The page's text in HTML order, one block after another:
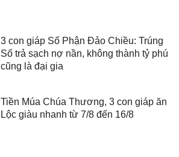
3 con giáp Số Phận Đảo Chiều: Trúng
Số trả sạch nợ nần, không thành tỷ phú
cũng là đại gia
Tiền Múa Chúa Thương, 3 con giáp ăn
Lộc giàu nhanh từ 7/8 đến 16/8